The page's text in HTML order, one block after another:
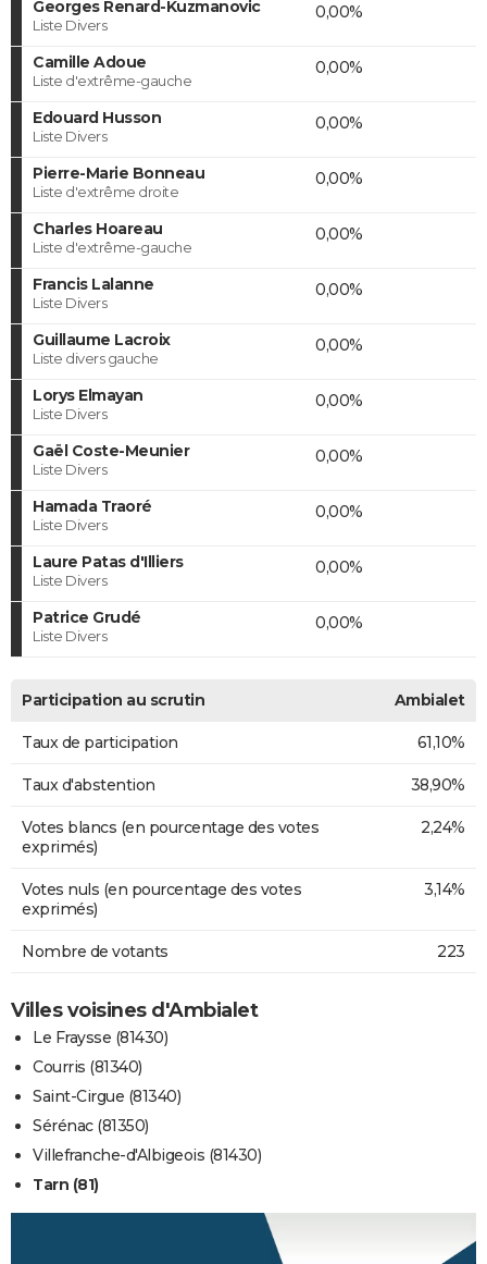
Georges Renard-Kuzmanovic
Liste Divers
0,00%
Camille Adoue
Liste d'extrême-gauche
0,00%
Edouard Husson
Liste Divers
0,00%
Pierre-Marie Bonneau
Liste d'extrême droite
0,00%
Charles Hoareau
Liste d'extrême-gauche
0,00%
Francis Lalanne
Liste Divers
0,00%
Guillaume Lacroix
Liste divers gauche
0,00%
Lorys Elmayan
Liste Divers
0,00%
Gaël Coste-Meunier
Liste Divers
0,00%
Hamada Traoré
Liste Divers
0,00%
Laure Patas d'Illiers
Liste Divers
0,00%
Patrice Grudé
Liste Divers
0,00%
Participation au scrutin Ambialet
Taux de participation 61,10%
Taux d'abstention 38,90%
Votes blancs (en pourcentage des votes
exprimés)
2,24%
Votes nuls (en pourcentage des votes
exprimés)
3,14%
Nombre de votants 223
Villes voisines d'Ambialet
Le Fraysse (81430)
Courris (81340)
Saint-Cirgue (81340)
Sérénac (81350)
Villefranche-d'Albigeois (81430)
Tarn (81)